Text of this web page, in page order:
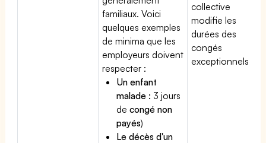
familiaux. Voici
quelques exemples
de minima que les
employeurs doivent
respecter :
Un enfant
malade : 3 jours
decongé non
payés)
Le décès d'un
collective
modifie les
durées des
congés
exceptionnels.